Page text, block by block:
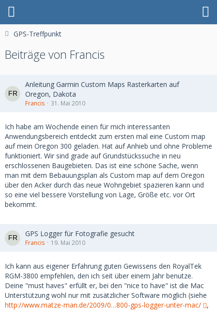
GPS-Treffpunkt
Beiträge von Francis
Anleitung Garmin Custom Maps Rasterkarten auf
Oregon, Dakota
Francis 31. Mai 2010
Ich habe am Wochende einen für mich interessanten
Anwendungsbereich entdeckt zum ersten mal eine Custom map
auf mein Oregon 300 geladen. Hat auf Anhieb und ohne Probleme
funktioniert. Wir sind grade auf Grundstückssuche in neu
erschlossenen Baugebieten. Das ist eine schöne Sache, wenn
man mit dem Bebauungsplan als Custom map auf dem Oregon
über den Acker durch das neue Wohngebiet spazieren kann und
so eine viel bessere Vorstellung von Lage, Größe etc. vor Ort
bekommt.
GPS Logger für Fotografie gesucht
Francis 19. Mai 2010
Ich kann aus eigener Erfahrung guten Gewissens den RoyalTek
RGM-3800 empfehlen, den ich seit über einem Jahr benutze.
Deine "must haves" erfüllt er, bei den "nice to have" ist die Mac
Unterstützung wohl nur mit zusätzlicher Software möglich (siehe
http://www.matze-man.de/2009/0…800-gps-logger-unter-mac/
,